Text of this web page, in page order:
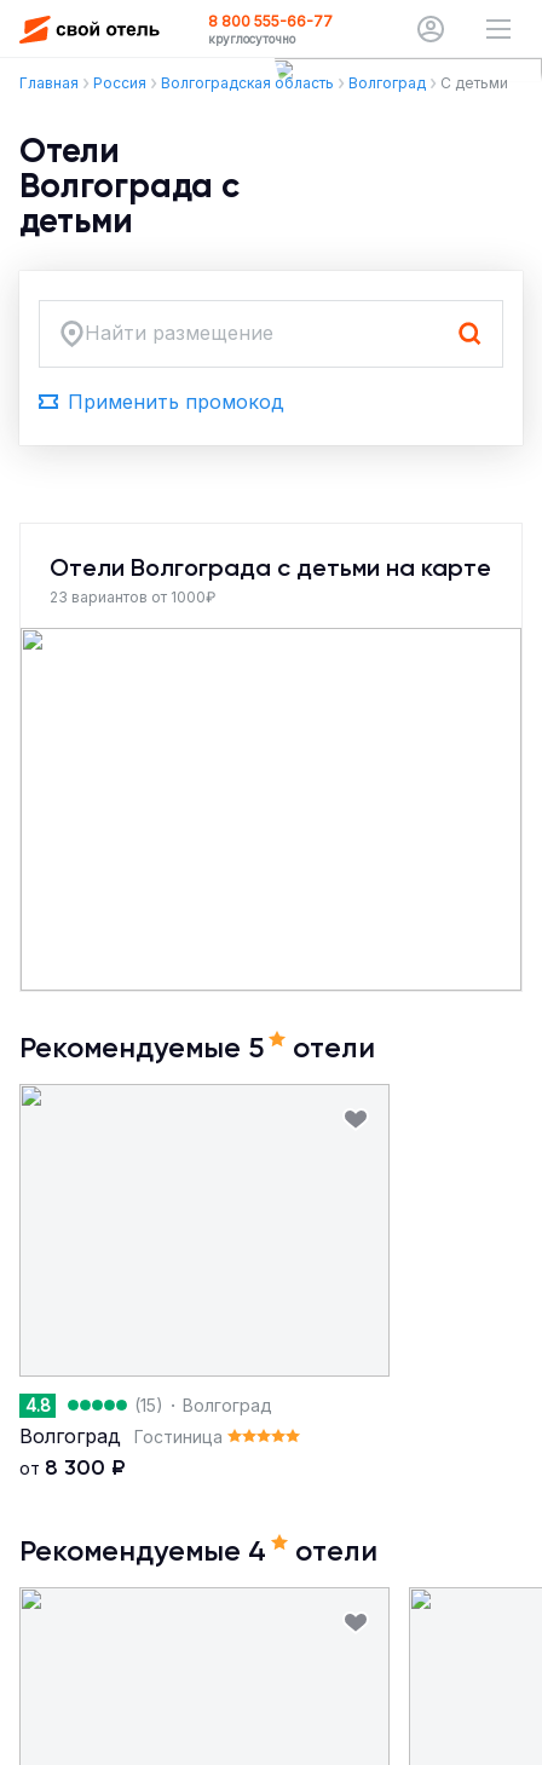
8 800 555-66-77
круглосуточно
Главная Россия Волгоградская область Волгоград С детьми
Отели
Волгограда с
детьми
Найти размещение
Применить промокод
Отели Волгограда с детьми на карте
23 вариантов от 1000₽
Рекомендуемые 5 отели
4.8 (15) · Волгоград
Волгоград
Гостиница
от 8 300 ₽
Рекомендуемые 4 отели